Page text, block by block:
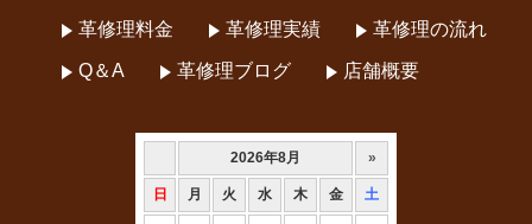
革修理料金 革修理実績 革修理の流れ
Q＆A 革修理ブログ 店舗概要